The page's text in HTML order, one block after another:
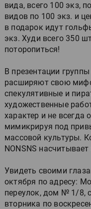
вида, всего 100 экз,
видов по 100 экз. и
в подарок идут
экз. Худи всего 350
поторопиться!
В презентации
расширяют свою
спекулятивные и
художественные
характер и не всегда
мимикрируя под
массовой культуры.
NONSNS
Увидеть своими
октября по адресу:
переулок, дом № 1/8,
вторника по